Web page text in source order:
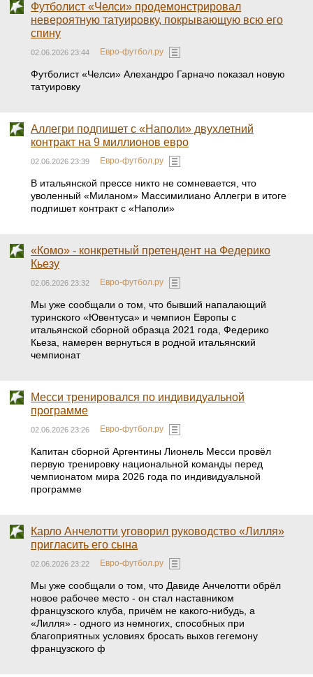
Футболист «Челси» продемонстрировал
невероятную татуировку, покрывающую всю его
спину
02.06.2026 23:44 Евро-футбол.ру
Футболист «Челси» Алехандро Гарначо показал новую
татуировку
Аллегри подпишет с «Наполи» двухлетний
контракт на 9 миллионов евро
02.06.2026 23:39 Евро-футбол.ру
В итальянской прессе никто не сомневается, что
уволенный «Миланом» Массимилиано Аллегри в итоге
подпишет контракт с «Наполи»
«Комо» - конкретный претендент на Федерико
Кьезу
02.06.2026 23:32 Евро-футбол.ру
Мы уже сообщали о том, что бывший напалающий
туринского «Ювентуса» и чемпион Европы с
итальянской сборной образца 2021 года, Федерико
Кьеза, намерен вернуться в родной итальянский
чемпионат
Месси тренировался по индивидуальной
программе
02.06.2026 23:26 Евро-футбол.ру
Капитан сборной Аргентины Лионель Месси провёл
первую тренировку национальной команды перед
чемпионатом мира 2026 года по индивидуальной
программе
Карло Анчелотти уговорил руководство «Лилля»
пригласить его сына
02.06.2026 23:22 Евро-футбол.ру
Мы уже сообщали о том, что Давиде Анчелотти обрёл
новое рабочее место - он стал наставником
французского клуба, причём не какого-нибудь, а
«Лилля» - одного из немногих, способных при
благоприятных условиях бросать выхов гегемону
французского ф